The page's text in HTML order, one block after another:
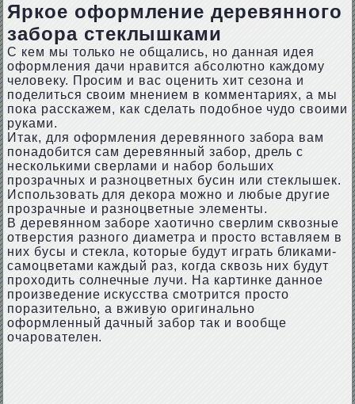
Яркое оформление деревянного
забора стеклышками
С кем мы только не общались, но данная идея
оформления дачи нравится абсолютно каждому
человеку. Просим и вас оценить хит сезона и
поделиться своим мнением в комментариях, а мы
пока расскажем, как сделать подобное чудо своими
руками.
Итак, для оформления деревянного забора вам
понадобится сам деревянный забор, дрель с
несколькими сверлами и набор больших
прозрачных и разноцветных бусин или стеклышек.
Использовать для декора можно и любые другие
прозрачные и разноцветные элементы.
В деревянном заборе хаотично сверлим сквозные
отверстия разного диаметра и просто вставляем в
них бусы и стекла, которые будут играть бликами-
самоцветами каждый раз, когда сквозь них будут
проходить солнечные лучи. На картинке данное
произведение искусства смотрится просто
поразительно, а вживую оригинально
оформленный дачный забор так и вообще
очарователен.